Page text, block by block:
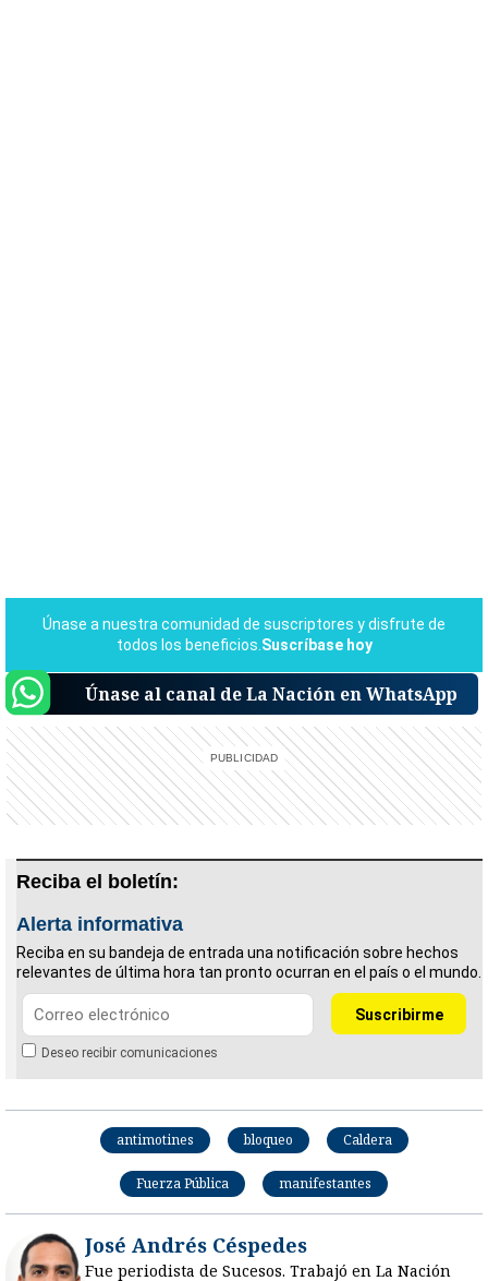
Únase al canal de La Nación en WhatsApp
Reciba el boletín:
Alerta informativa
Reciba en su bandeja de entrada una notificación sobre hechos
relevantes de última hora tan pronto ocurran en el país o el mundo.
Deseo recibir comunicaciones
antimotines bloqueo Caldera
Fuerza Pública manifestantes
José Andrés Céspedes
Fue periodista de Sucesos. Trabajó en La Nación